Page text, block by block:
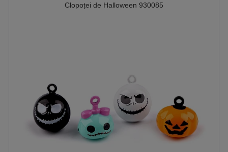
Clopoței de Halloween 930085